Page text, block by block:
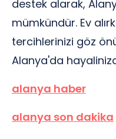
destek alarak,
mümkündür. Ev
tercihlerinizi göz
Alanya'da
alanya haber
alanya son dakika